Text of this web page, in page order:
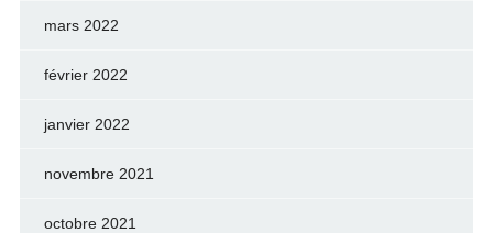
mars 2022
février 2022
janvier 2022
novembre 2021
octobre 2021